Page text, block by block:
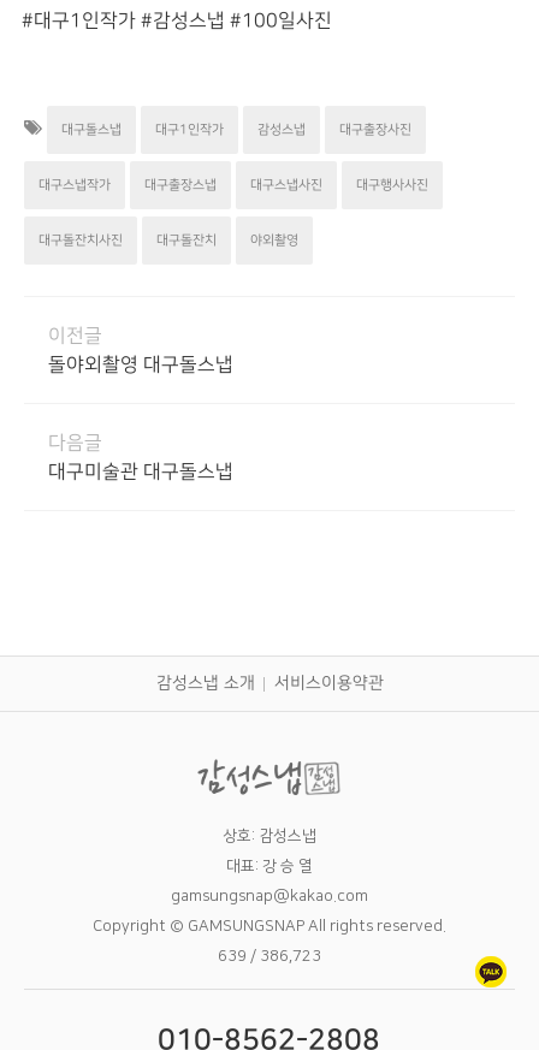
#대구1인작가 #감성스냅 #100일사진
대구돌스냅 대구1인작가 감성스냅 대구출장사진
대구스냅작가 대구출장스냅 대구스냅사진 대구행사사진
대구돌잔치사진 대구돌잔치 야외촬영
이전글
돌야외촬영 대구돌스냅
다음글
대구미술관 대구돌스냅
감성스냅 소개 서비스이용약관
상호: 감성스냅
대표: 강 승 열
gamsungsnap@kakao.com
Copyright © GAMSUNGSNAP All rights reserved.
639 / 386,723
010-8562-2808